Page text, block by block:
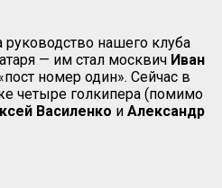
нашего клуба
— им стал москвич Иван
номер один». Сейчас в
четыре голкипера (помимо
Василенко и Александр